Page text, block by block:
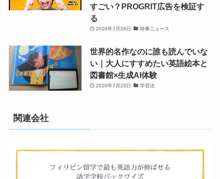
すごい？PROGRIT広告を検証す
る
2026年7月28日 時事ニュース
世界的名作なのに誰も読んでいな
い｜大人にすすめたい英語絵本と
図書館×生成AI体験
2026年7月23日 学習法
関連会社